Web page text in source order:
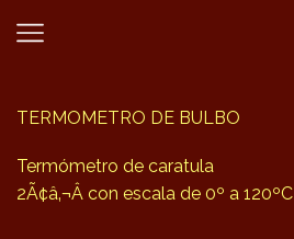
TERMOMETRO DE BULBO
Termómetro de caratula
2Ã¢â‚¬Â con escala de 0º a 120ºC